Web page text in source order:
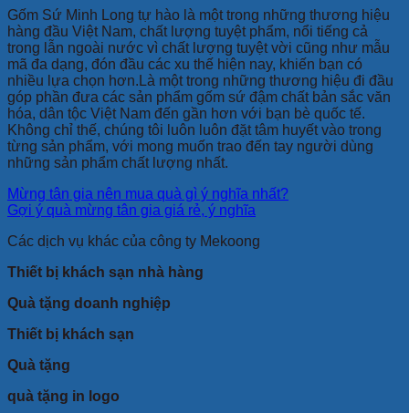
Gốm Sứ Minh Long tự hào là một trong những thương hiệu
hàng đầu Việt Nam, chất lượng tuyệt phẩm, nổi tiếng cả
trong lẫn ngoài nước vì chất lượng tuyệt vời cũng như mẫu
mã đa dạng, đón đầu các xu thế hiện nay, khiến bạn có
nhiều lựa chọn hơn.Là một trong những thương hiệu đi đầu
góp phần đưa các sản phẩm gốm sứ đậm chất bản sắc văn
hóa, dân tộc Việt Nam đến gần hơn với bạn bè quốc tế.
Không chỉ thế, chúng tôi luôn luôn đặt tâm huyết vào trong
từng sản phẩm, với mong muốn trao đến tay người dùng
những sản phẩm chất lượng nhất.
Mừng tân gia nên mua quà gì ý nghĩa nhất?
Gợi ý quà mừng tân gia giá rẻ, ý nghĩa
Các dịch vụ khác của công ty Mekoong
Thiết bị khách sạn nhà hàng
Quà tặng doanh nghiệp
Thiết bị khách sạn
Quà tặng
quà tặng in logo